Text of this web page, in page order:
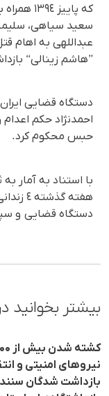
کە
سعید سیاهی،
عبداللهی بە اهام
”هاشم زینالی“
حبس محکوم کرد.
با استناد بە آمار
هفتە
دستگاه قضایی و
بیشتر بخوانید
نیروهای امنیتی و
بازداشت شدگان